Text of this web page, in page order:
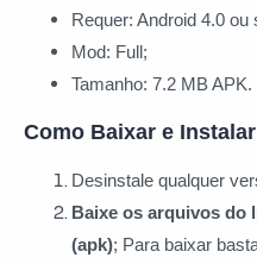
Requer: Android 4.0 ou
Mod: Full;
Tamanho: 7.2 MB APK.
Como Baixar e
Desinstale qualquer
Baixe os arquivos do
(apk); Para baixar